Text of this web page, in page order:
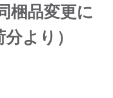
梱品変更に
より）